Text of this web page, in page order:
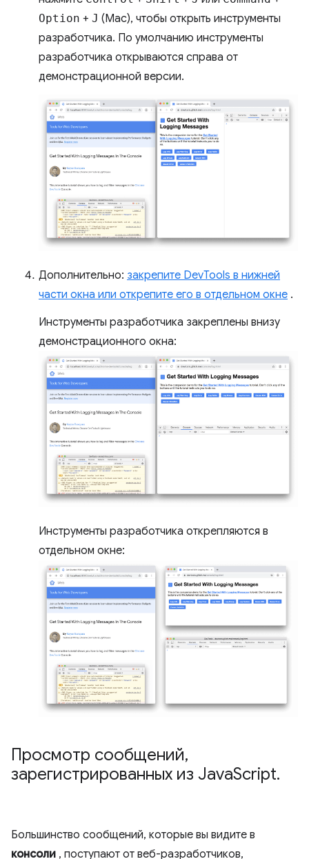
Option + J (Mac), чтобы открыть инструменты
разработчика. По умолчанию инструменты
разработчика открываются справа от
демонстрационной версии.
Дополнительно: закрепите DevTools в нижней
части окна или открепите его в отдельном окне .
Инструменты разработчика закреплены внизу
демонстрационного окна:
Инструменты разработчика открепляются в
отдельном окне:
Просмотр сообщений,
зарегистрированных из JavaScript.
Большинство сообщений, которые вы видите в
консоли , поступают от веб-разработчиков,